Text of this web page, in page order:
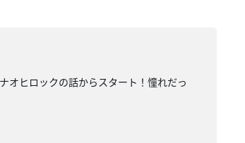
オヒロックの話からスタート！憧れだっ